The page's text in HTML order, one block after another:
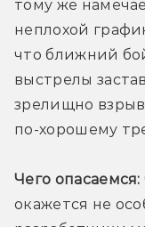
тому же
неплохой
что ближний
выстрелы
зрелищно
по-хорошему
Чего опасаемся:
окажется не